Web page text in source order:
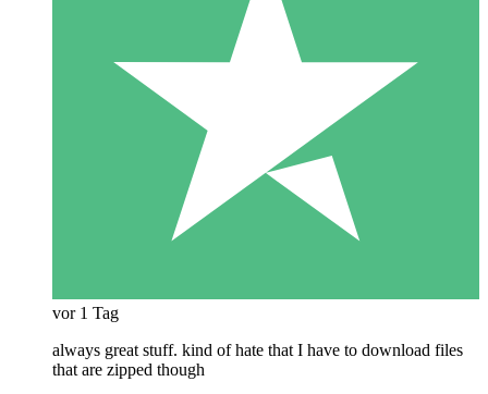
vor 1 Tag
always great stuff. kind of hate that I have to download files
that are zipped though